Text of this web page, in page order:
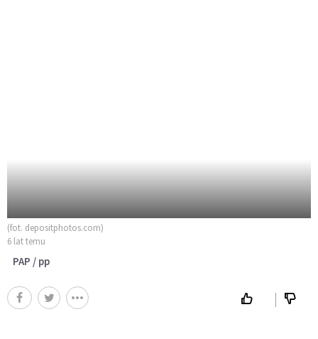
(fot. depositphotos.com)
6 lat temu
PAP / pp